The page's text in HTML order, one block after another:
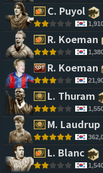
C. Puyol
R. Koeman
R. Koeman
L. Thuram
M. Laudrup
L. Blanc